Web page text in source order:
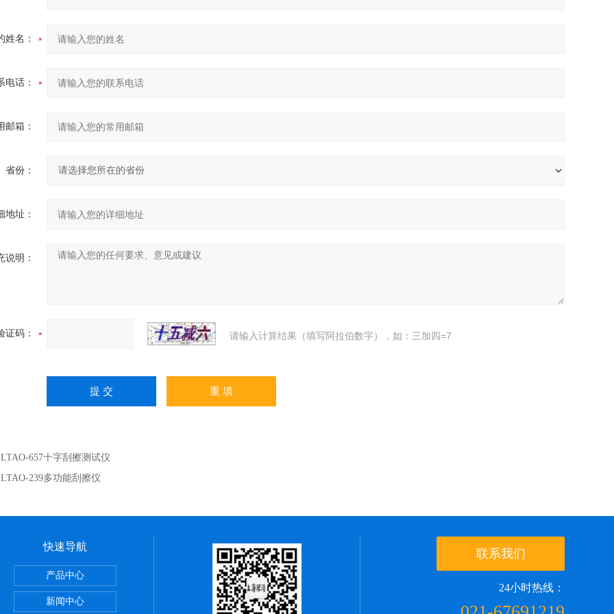
姓名：
电话：
邮箱：
省份：
地址：
说明：
证码： 请输入计算结果（填写阿拉伯数字），如：三加四=7
LTAO-657十字刮擦测试仪
LTAO-239多功能刮擦仪
仪
仪
快速导航
产品中心
新闻中心
联系我们
24小时热线：